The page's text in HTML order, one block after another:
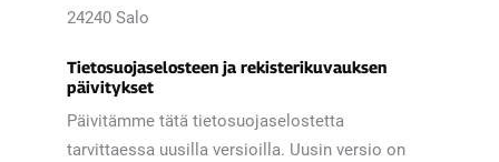
24240 Salo
Tietosuojaselosteen ja rekisterikuvauksen
päivitykset
Päivitämme tätä tietosuojaselostetta
tarvittaessa uusilla versioilla. Uusin versio on